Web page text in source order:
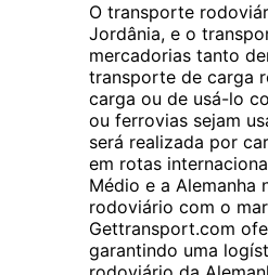
O transporte
Jordânia, e o
mercadorias tanto
transporte de carga
carga ou de usá-lo
ou ferrovias sejam
será realizada por
em rotas
Médio e a Alemanha
rodoviário com o
Gettransport.com
garantindo uma